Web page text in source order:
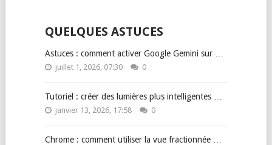
QUELQUES ASTUCES
Astuces : comment activer Google Gemini sur …
juillet 1, 2026, 07:30 0
Tutoriel : créer des lumières plus intelligentes …
janvier 13, 2026, 17:58 0
Chrome : comment utiliser la vue fractionnée …